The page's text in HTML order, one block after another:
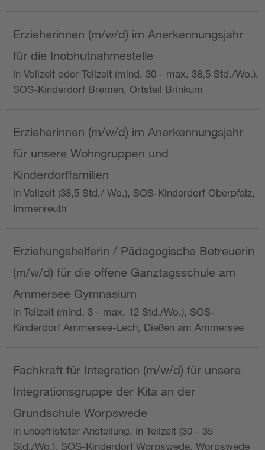
Erzieherinnen (m/w/d) im Anerkennungsjahr
für die Inobhutnahmestelle
in Vollzeit oder Teilzeit (mind. 30 - max. 38,5 Std./Wo.),
SOS-Kinderdorf Bremen, Ortsteil Brinkum
Erzieherinnen (m/w/d) im Anerkennungsjahr
für unsere Wohngruppen und
Kinderdorffamilien
in Vollzeit (38,5 Std./ Wo.), SOS-Kinderdorf Oberpfalz,
Immenreuth
Erziehungshelferin / Pädagogische Betreuerin
(m/w/d) für die offene Ganztagsschule am
Ammersee Gymnasium
in Teilzeit (mind. 3 - max. 12 Std./Wo.), SOS-
Kinderdorf Ammersee-Lech, Dießen am Ammersee
Fachkraft für Integration (m/w/d) für unsere
Integrationsgruppe der Kita an der
Grundschule Worpswede
in unbefristeter Anstellung, in Teilzeit (30 - 35
Std./Wo.), SOS-Kinderdorf Worpswede, Worpswede